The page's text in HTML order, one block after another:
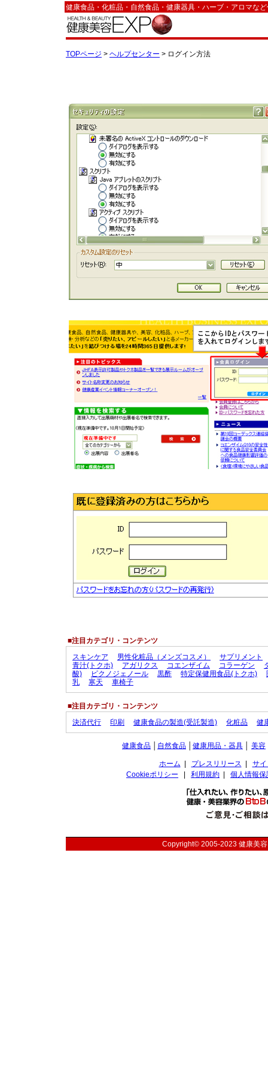
健康食品・化粧品・自然食品・健康器具・ハーブ・アロマな
TOPページ > ヘルプセンター > ログイン方法
■注目カテゴリ・コンテンツ
スキンケア
男性化粧品（メンズコスメ）
サプリメント
青汁(トクホ)
アガリクス コエンザイム コラーゲン
酸)
ピクノジェノール 黒酢 特定保健用食品(トクホ)
乳
寒天 車椅子
■注目カテゴリ・コンテンツ
決済代行
印刷 健康食品の製造(受託製造) 化粧品 健
健康食品 自然食品 健康用品・器具 美容
ホーム プレスリリース
サ
Cookieポリシー
利用規約 個人情報
Copyright© 2005-2023 健康美